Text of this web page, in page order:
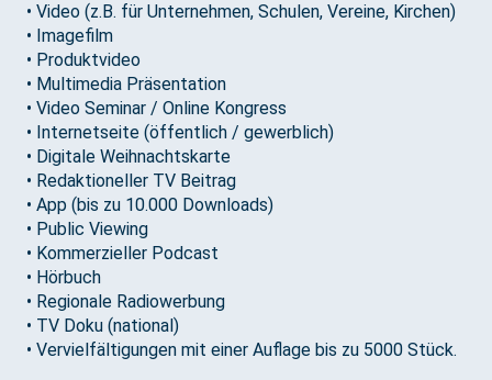
• Video (z.B. für Unternehmen, Schulen, Vereine, Kirchen)
• Imagefilm
• Produktvideo
• Multimedia Präsentation
• Video Seminar / Online Kongress
• Internetseite (öffentlich / gewerblich)
• Digitale Weihnachtskarte
• Redaktioneller TV Beitrag
• App (bis zu 10.000 Downloads)
• Public Viewing
• Kommerzieller Podcast
• Hörbuch
• Regionale Radiowerbung
• TV Doku (national)
• Vervielfältigungen mit einer Auflage bis zu 5000 Stück.